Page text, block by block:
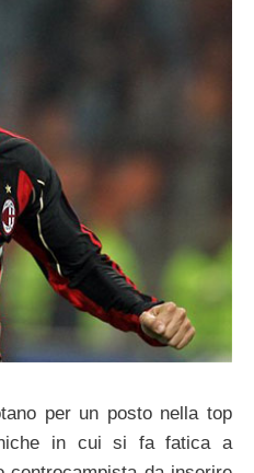
per un posto nella top
in cui si fa fatica a